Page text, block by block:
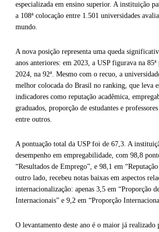
especializada em ensino superior. A instituição
a 108ª colocação entre 1.501 universidades
mundo.
A nova posição representa uma queda
anos anteriores: em 2023, a USP figurava na 85ª
2024, na 92ª. Mesmo com o recuo, a
melhor colocada do Brasil no ranking, que leva
indicadores como reputação acadêmica,
graduados, proporção de estudantes e
entre outros.
A pontuação total da USP foi de 67,3. A
desempenho em empregabilidade, com 98,8
“Resultados de Emprego”, e 98,1 em
outro lado, recebeu notas baixas em aspectos
internacionalização: apenas 3,5 em “Proporção
Internacionais” e 9,2 em “Proporção
O levantamento deste ano é o maior já realizado